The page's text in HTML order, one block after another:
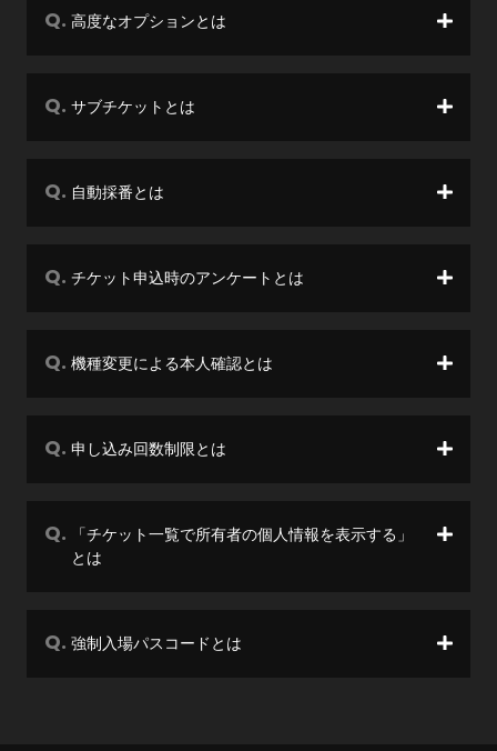
高度なオプションとは
サブチケットとは
自動採番とは
チケット申込時のアンケートとは
機種変更による本人確認とは
申し込み回数制限とは
「チケット一覧で所有者の個人情報を表示する」
とは
強制入場パスコードとは